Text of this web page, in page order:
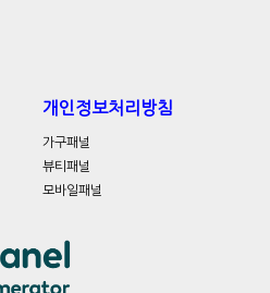
개인정보처리방침
가구패널
뷰티패널
모바일패널